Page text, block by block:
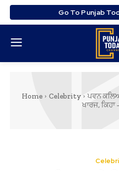
Go To Punjab
Home Celebrity
ਪਵਨ
ਖਾਰਜ, ਕਿਹਾ